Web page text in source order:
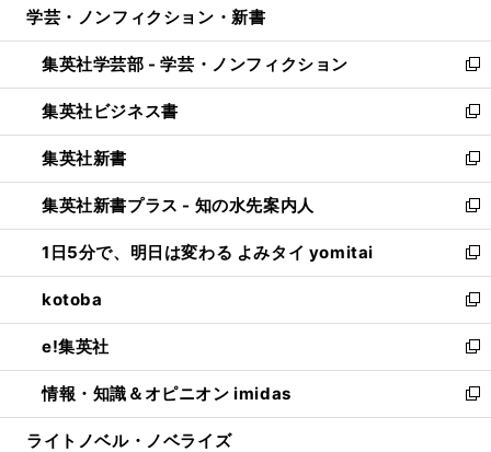
開
く
ウ
で
開
く
ン
ド
ウ
で
開
く
ウ
ィ
ン
ド
ウ
で
開
く
学芸・ノンフィクション・新書
集英社学芸部 - 学芸・ノンフィクション
新
し
い
ウ
ィ
ン
ド
ウ
で
開
く
集英社ビジネス書
新
し
い
ウ
ィ
ン
ド
ウ
で
開
く
集英社新書
新
し
い
ウ
ィ
ン
ド
ウ
で
開
く
集英社新書プラス - 知の水先案内人
新
し
い
ウ
ィ
ン
ド
ウ
で
開
1日5分で、明日は変わる よみタイ yomitai
新
し
い
ウ
ィ
ン
ド
ウ
kotoba
新
し
い
ウ
ィ
ン
e!集英社
新
し
い
ウ
情報・知識＆オピニオン imidas
新
し
ライトノベル・ノベライズ